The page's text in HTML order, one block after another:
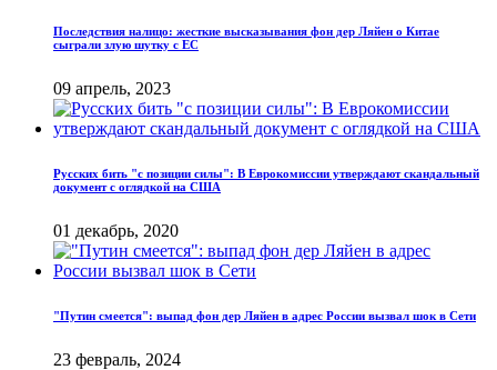
Последствия налицо: жесткие высказывания фон дер Ляйен о Китае
сыграли злую шутку с ЕС
09 апрель, 2023
Русских бить "с позиции силы": В Еврокомиссии утверждают скандальный
документ с оглядкой на США
01 декабрь, 2020
"Путин смеется": выпад фон дер Ляйен в адрес России вызвал шок в Сети
23 февраль, 2024